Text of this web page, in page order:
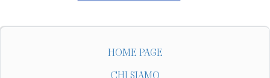
HOME PAGE